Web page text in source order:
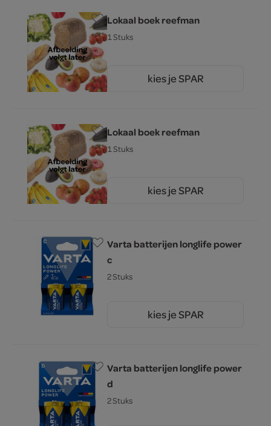
Lokaal boek reefman
1 Stuks
kies je SPAR
Lokaal boek reefman
1 Stuks
kies je SPAR
Varta batterijen longlife power
c
2 Stuks
kies je SPAR
Varta batterijen longlife power
d
2 Stuks